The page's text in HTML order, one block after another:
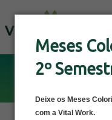
Meses
2º
Deixe os Meses
com a Vital Work.